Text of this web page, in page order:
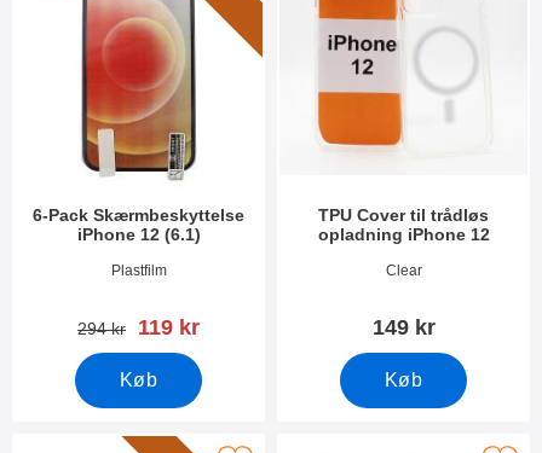
6-Pack Skærmbeskyttelse
iPhone 12 (6.1)
Varenr 38125Plastfilm
pris
294 kr pris
119 kr
Køb
TPU Cover til trådløs
opladning iPhone 12
Varenr 49592Clear
149 kr
Køb